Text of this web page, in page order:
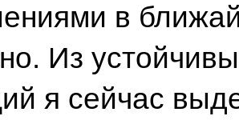
в
Из
я сейчас